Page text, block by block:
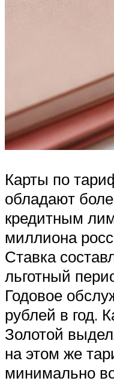
Карты по
обладают
кредитным
миллиона
Ставка
льготный
Годовое
рублей в год.
Золотой
на этом же
минимально